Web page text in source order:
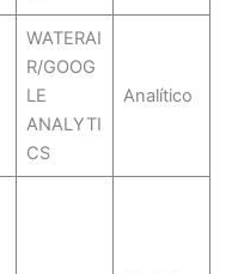
WATERAI
R/GOOG
LE
ANALYTI
CS
Analítico